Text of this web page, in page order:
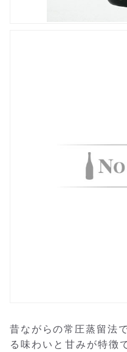
昔ながらの常圧蒸留法
る味わいと甘みが特徴